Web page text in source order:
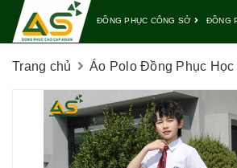
ĐỒNG PHỤC CÔNG SỞ ĐỒNG
Trang chủ Áo Polo Đồng Phục